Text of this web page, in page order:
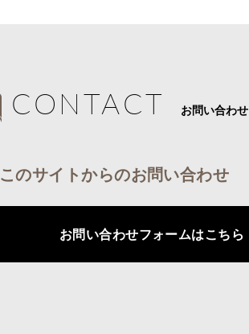
CONTACT お問い合わせ
このサイトからのお問い合わせ
お問い合わせフォームはこちら